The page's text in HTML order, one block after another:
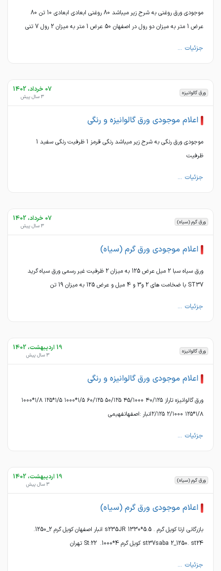
موجودی ورق روغنی به شرح زیر میباشد 80 روغنی ابعادی ابعادی 10 تن 80
عرض 1 متر به میزان دو رول در اصفهان 50 عرض 1 متر به میزان 2 رول 7 تنی
جزئیات ...
ورق گالوانیزه 07 خرداد، 1402
3 سال پیش
اعلام موجودی ورق گالوانیزه و رنگی
موجودی ورق رنگی به شرح زیر میباشد رنگی قرمز 1 ظرفیت رنگی سفید 1
ظرفیت
جزئیات ...
ورق گرم (سیاه) 07 خرداد، 1402
3 سال پیش
اعلام موجودی ورق گرم (سیاه)
ورق سیاه سبا 2 میل عرض 125 به میزان 2 ظرفیت غیر رسمی ورق سیاه گرید
ST37 با ضخامت های 2 و3 و 4 میل و عرض 125 به میزان 19 تن
جزئیات ...
ورق گالوانیزه 19 اردیبهشت، 1402
3 سال پیش
اعلام موجودی ورق گالوانیزه و رنگی
ورق گالوانیزه تاراز ۴۰/۱۲۵ ۴۵/۱۰۰۰ ۵۰/۱۲۵ ۶۰/۱۲۵ ۱/۵*۱۰۰۰ ۱/۵*۱۲۵ ۱/۸*۱۰۰۰
۱/۸*۱۲۵ ۲/۱۰۰۰ ۲/۱۲۵انبار :اصفهانفهیمی
جزئیات ...
ورق گرم (سیاه) 19 اردیبهشت، 1402
3 سال پیش
اعلام موجودی ورق گرم (سیاه)
بازرگانی ارتا کویل گرم . 5.5*1330 s235JR انبار اصفهان کویل گرم 2_1250.
st37saba 2_1250. st24 کویل گرم 4*1000. St:22 تهران
جزئیات ...